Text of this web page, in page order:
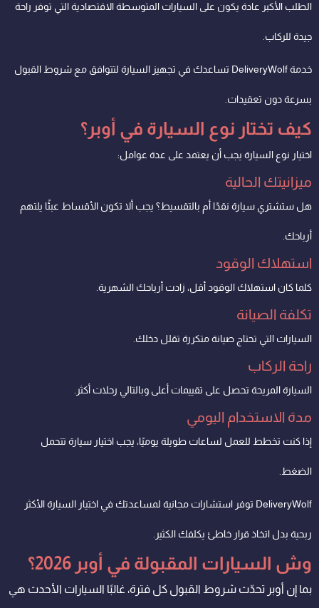
الطلب الأكبر عادة يكون على السيارات المتوسطة الاقتصادية التي توفر راحة
جيدة للركاب.
خدمة DeliveryWolf تساعدك في تجهيز السيارة لتتوافق مع شروط القبول
بسرعة دون تعقيدات.
كيف تختار نوع السيارة في أوبر؟
اختيار نوع السيارة يجب أن يعتمد على عدة عوامل:
ميزانيتك الحالية
هل ستشتري سيارة نقدًا أم بالتقسيط؟ يجب ألا تكون الأقساط عبئًا يلتهم
أرباحك.
استهلاك الوقود
كلما كان استهلاك الوقود أقل، زادت أرباحك الشهرية.
تكلفة الصيانة
السيارات التي تحتاج صيانة متكررة تقلل دخلك.
راحة الركاب
السيارة المريحة تحصل على تقييمات أعلى وبالتالي رحلات أكثر.
مدة الاستخدام اليومي
إذا كنت تخطط للعمل لساعات طويلة يوميًا، يجب اختيار سيارة تتحمل
الضغط.
DeliveryWolf توفر استشارات مجانية لمساعدتك في اختيار السيارة الأكثر
ربحية بدل اتخاذ قرار خاطئ يكلفك الكثير.
وش السيارات المقبولة في أوبر 2026؟
بما إن أوبر تحدّث شروط القبول كل فترة، غالبًا السيارات الأحدث هي